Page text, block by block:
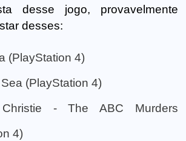
desse jogo, provavelmente
desses:
(PlayStation 4)
(PlayStation 4)
- The ABC Murders
4)